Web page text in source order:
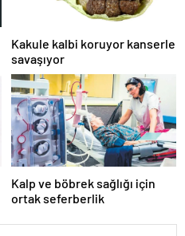
Kakule kalbi koruyor kanserle
savaşıyor
Kalp ve böbrek sağlığı için
ortak seferberlik